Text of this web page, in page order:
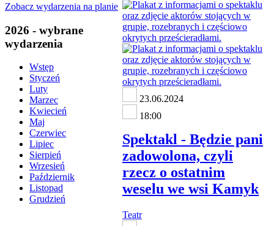
Zobacz wydarzenia na planie
2026 - wybrane
wydarzenia
Wstęp
Styczeń
Luty
Marzec
Kwiecień
Maj
Czerwiec
Lipiec
Sierpień
Wrzesień
Październik
Listopad
Grudzień
23.06.2024
18:00
Spektakl - Będzie pani
zadowolona, czyli
rzecz o ostatnim
weselu we wsi Kamyk
Teatr